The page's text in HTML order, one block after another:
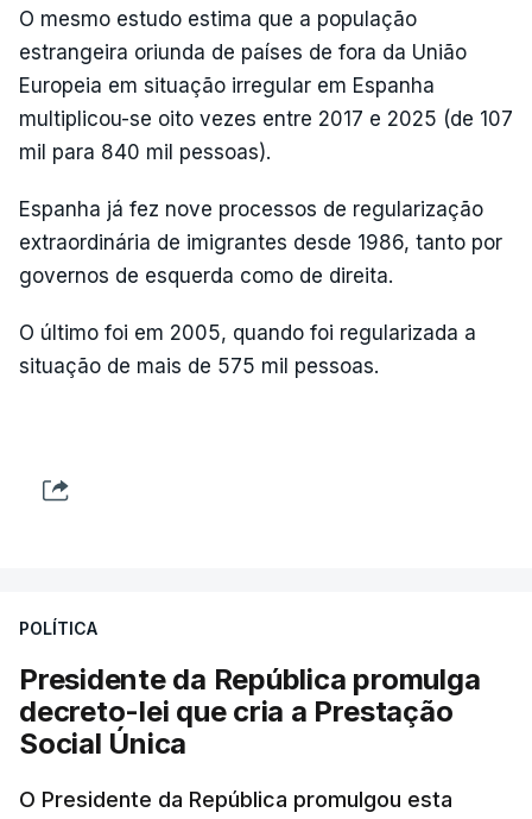
O mesmo estudo estima que a população
estrangeira oriunda de países de fora da União
Europeia em situação irregular em Espanha
multiplicou-se oito vezes entre 2017 e 2025 (de 107
mil para 840 mil pessoas).
Espanha já fez nove processos de regularização
extraordinária de imigrantes desde 1986, tanto por
governos de esquerda como de direita.
O último foi em 2005, quando foi regularizada a
situação de mais de 575 mil pessoas.
POLÍTICA
Presidente da República promulga
decreto-lei que cria a Prestação
Social Única
O Presidente da República promulgou esta